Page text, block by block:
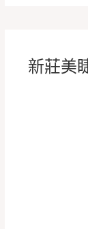
新莊美